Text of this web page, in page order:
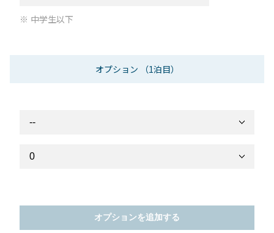
中学生以下
オプション （1泊目）
オプションを追加する